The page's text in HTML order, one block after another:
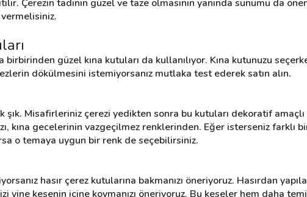
Çerezin tadının güzel ve taze olmasının yanında sunumu da
vermelisiniz.
birbirinden güzel kına kutuları da kullanılıyor. Kına kutunuzu
dökülmesini istemiyorsanız mutlaka test ederek satın alın.
şık. Misafirleriniz çerezi yedikten sonra bu kutuları dekoratif
kına gecelerinin vazgeçilmez renklerinden. Eğer isterseniz farklı
o temaya uygun bir renk de seçebilirsiniz.
hasır çerez kutularına bakmanızı öneriyoruz. Hasırdan
yine kesenin içine koymanızı öneriyoruz. Bu keseler hem daha